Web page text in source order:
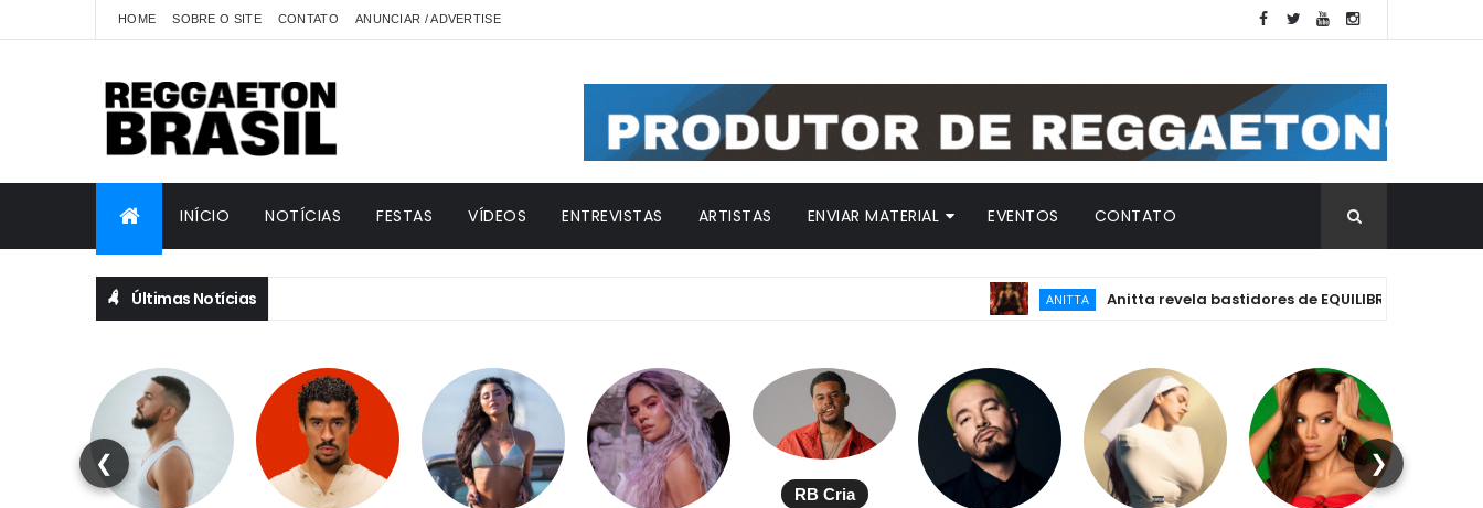
HOME SOBRE O SITE CONTATO ANUNCIAR / ADVERTISE
INÍCIO NOTÍCIAS FESTAS VÍDEOS ENTREVISTAS ARTISTAS ENVIAR MATERIAL EVENTOS CONTATO
Últimas Notícias ANITTA Anitta revela bastidores de EQUILIBRIVM: emoção,
❮
RB Cria
❯